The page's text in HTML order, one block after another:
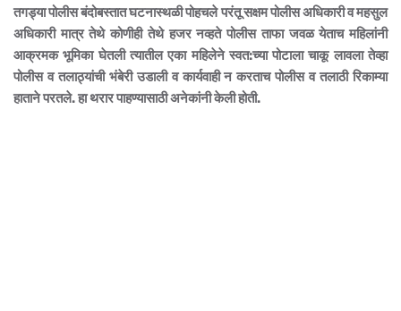
तगड्या पोलीस बंदोबस्तात घटनास्थळी पोहचले परंतू सक्षम पोलीस अधिकारी व महसुल
अधिकारी मात्र तेथे कोणीही तेथे हजर नव्हते पोलीस ताफा जवळ येताच महिलांनी
आक्रमक भूमिका घेतली त्यातील एका महिलेने स्वत:च्या पोटाला चाकू लावला तेव्हा
पोलीस व तलाठ्यांची भंबेरी उडाली व कार्यवाही न करताच पोलीस व तलाठी रिकाम्या
हाताने परतले. हा थरार पाहण्यासाठी अनेकांनी केली होती.